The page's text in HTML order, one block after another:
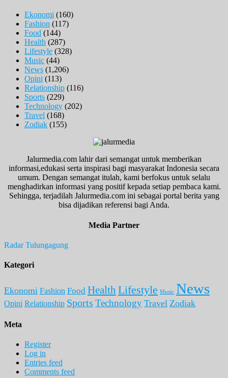
Ekonomi (160)
Fashion (117)
Food (144)
Health (287)
Lifestyle (328)
Music (44)
News (1,206)
Opini (113)
Relationship (116)
Sports (229)
Technology (202)
Travel (168)
Zodiak (155)
Jalurmedia.com lahir dari semangat untuk memberikan
informasi,edukasi serta inspirasi bagi masyarakat Indonesia secara
umum. Dengan semangat itulah, kami berfokus untuk selalu
menghadirkan informasi yang positif kepada setiap pembaca kami.
Sehingga, terjadilah Jalurmedia.com ini sebagai portal berita yang
bisa dijadikan referensi bagi Anda.
Media Partner
Radar Tulungagung
Kategori
Ekonomi Fashion Food Health Lifestyle Music News
Opini Relationship Sports Technology Travel Zodiak
Meta
Register
Log in
Entries feed
Comments feed